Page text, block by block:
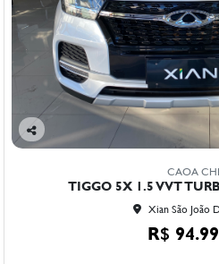
Co
CAOA
TIGGO 5X 1.5 VVT
Xian São João
R$